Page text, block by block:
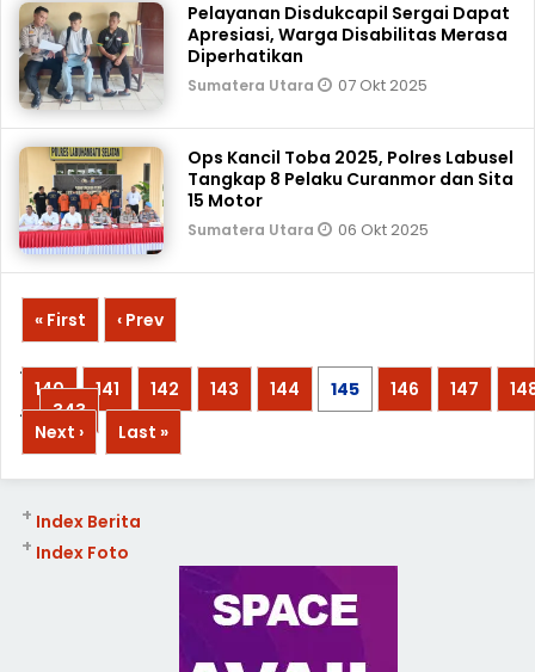
Pelayanan Disdukcapil Sergai Dapat
Apresiasi, Warga Disabilitas Merasa
Diperhatikan
Sumatera Utara 07 Okt 2025
Ops Kancil Toba 2025, Polres Labusel
Tangkap 8 Pelaku Curanmor dan Sita
15 Motor
Sumatera Utara 06 Okt 2025
« First
‹ Prev
...
140
141 142 143 144 145 146 147
...
343
Next ›
Last »
Index Berita
+
Index Foto
+